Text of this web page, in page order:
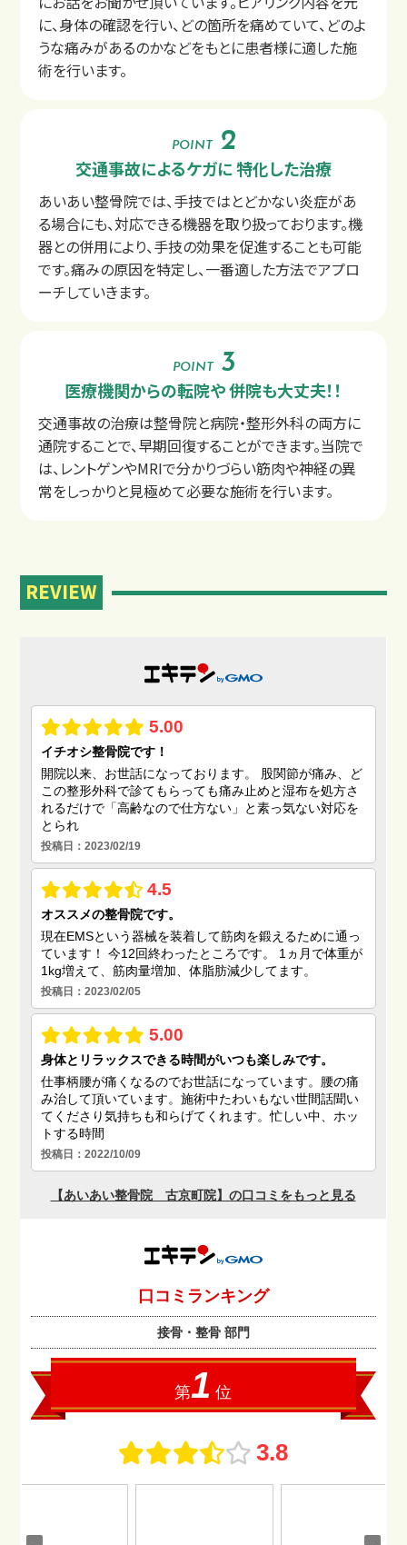
交通事故治療の基本
むちうちの症状と原因
整骨院と整形外科の違い
に、身体の確認を行い、どの箇所を痛めていて、どのよ
うな痛みがあるのかなどをもとに患者様に適した施
術を行います。
POINT
交通事故によるケガに特化した治療
あいあい整骨院では、手技ではとどかない炎症があ
る場合にも、対応できる機器を取り扱っております。機
器との併用により、手技の効果を促進することも可能
です。痛みの原因を特定し、一番適した方法でアプロ
ーチしていきます。
POINT
医療機関からの転院や併院も大丈夫！！
交通事故の治療は整骨院と病院・整形外科の両方に
通院することで、早期回復することができます。当院で
は、レントゲンやMRIで分かりづらい筋肉や神経の異
常をしっかりと見極めて必要な施術を行います。
REVIEW